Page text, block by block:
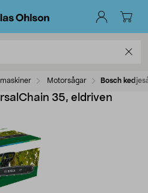
Motorsågar Bosch
35, eldriven